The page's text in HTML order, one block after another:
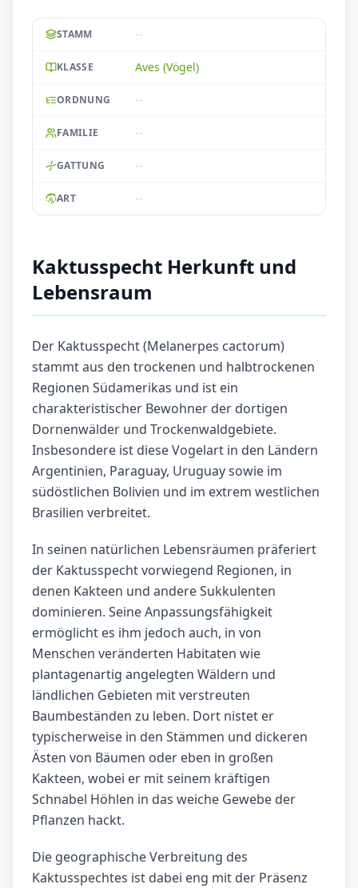
STAMM --
KLASSE Aves (Vögel)
ORDNUNG --
FAMILIE --
GATTUNG --
ART --
Kaktusspecht Herkunft und
Lebensraum
Der Kaktusspecht (Melanerpes cactorum)
stammt aus den trockenen und halbtrockenen
Regionen Südamerikas und ist ein
charakteristischer Bewohner der dortigen
Dornenwälder und Trockenwaldgebiete.
Insbesondere ist diese Vogelart in den Ländern
Argentinien, Paraguay, Uruguay sowie im
südöstlichen Bolivien und im extrem westlichen
Brasilien verbreitet.
In seinen natürlichen Lebensräumen präferiert
der Kaktusspecht vorwiegend Regionen, in
denen Kakteen und andere Sukkulenten
dominieren. Seine Anpassungsfähigkeit
ermöglicht es ihm jedoch auch, in von
Menschen veränderten Habitaten wie
plantagenartig angelegten Wäldern und
ländlichen Gebieten mit verstreuten
Baumbeständen zu leben. Dort nistet er
typischerweise in den Stämmen und dickeren
Ästen von Bäumen oder eben in großen
Kakteen, wobei er mit seinem kräftigen
Schnabel Höhlen in das weiche Gewebe der
Pflanzen hackt.
Die geographische Verbreitung des
Kaktusspechtes ist dabei eng mit der Präsenz